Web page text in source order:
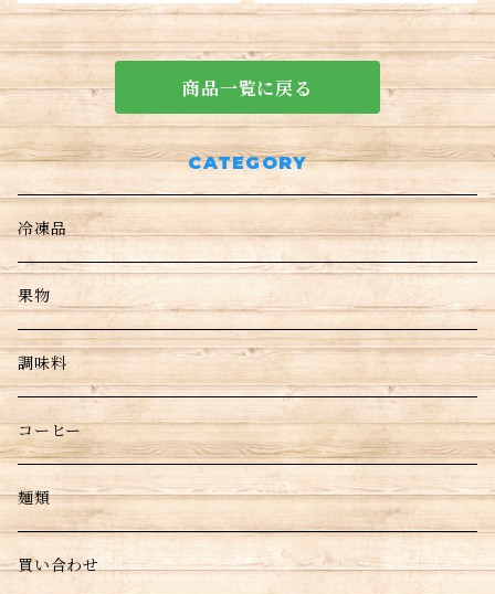
商品一覧に戻る
CATEGORY
冷凍品
果物
調味料
コーヒー
麺類
買い合わせ